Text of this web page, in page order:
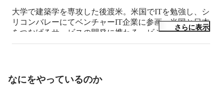
大学で建築学を専攻した後渡米。米国でITを勉強し、シ
リコンバレーにてベンチャーIT企業に参画、米国と日本
をつなげるサービスの開発に携わる。ビジネスモデル・
スキームの構築から、アカウンティングシステムの開
て組織文化の測定アルゴリズムを開発。また分析結果か
らその顧客のパフォーマンスが向上するためのプロセス
さらに表示
なにをやっているのか